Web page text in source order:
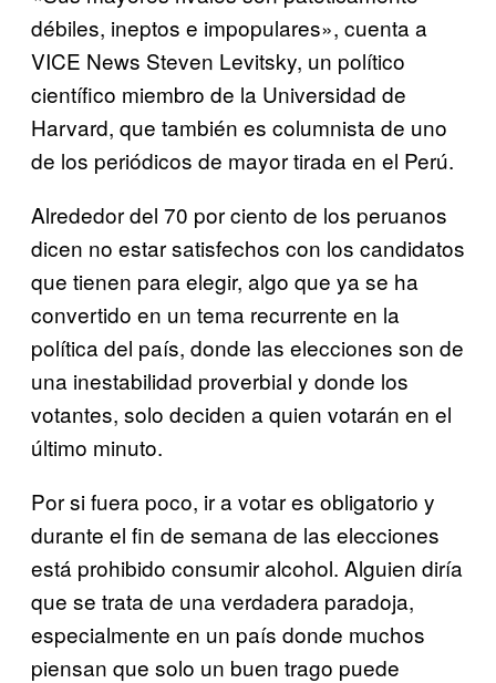
débiles, ineptos e impopulares», cuenta a
VICE News Steven Levitsky, un político
científico miembro de la Universidad de
Harvard, que también es columnista de uno
de los periódicos de mayor tirada en el Perú.
Alrededor del 70 por ciento de los peruanos
dicen no estar satisfechos con los candidatos
que tienen para elegir, algo que ya se ha
convertido en un tema recurrente en la
política del país, donde las elecciones son de
una inestabilidad proverbial y donde los
votantes, solo deciden a quien votarán en el
último minuto.
Por si fuera poco, ir a votar es obligatorio y
durante el fin de semana de las elecciones
está prohibido consumir alcohol. Alguien diría
que se trata de una verdadera paradoja,
especialmente en un país donde muchos
piensan que solo un buen trago puede